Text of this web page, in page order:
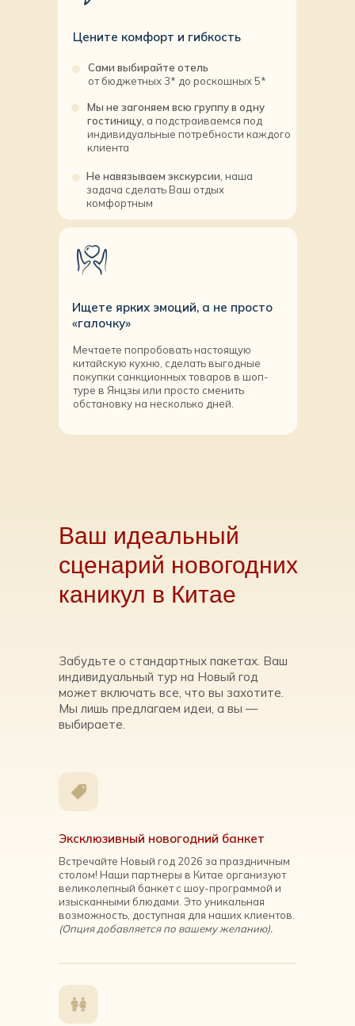
Ищете ярких эмоций, а не просто
«галочку»
Мечтаете попробовать настоящую
китайскую кухню, сделать выгодные
покупки санкционных товаров в шоп-
туре в Янцзы или просто сменить
обстановку на несколько дней.
Цените комфорт и гибкость
Сами выбирайте отель
от бюджетных 3* до роскошных 5*
Мы не загоняем всю группу в одну
гостиницу, а подстраиваемся под
индивидуальные потребности каждого
клиента
Не навязываем экскурсии, наша
задача сделать Ваш отдых
комфортным
Ваш идеальный
сценарий новогодних
каникул в Китае
Эксклюзивный новогодний банкет
Встречайте Новый год 2026 за праздничным
столом! Наши партнеры в Китае организуют
великолепный банкет с шоу-программой и
изысканными блюдами. Это уникальная
возможность, доступная для наших клиентов.
(Опция добавляется по вашему желанию).
Забудьте о стандартных пакетах. Ваш
индивидуальный тур на Новый год
может включать все, что вы захотите.
Мы лишь предлагаем идеи, а вы —
выбираете.